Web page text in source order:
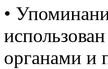
•
органами и